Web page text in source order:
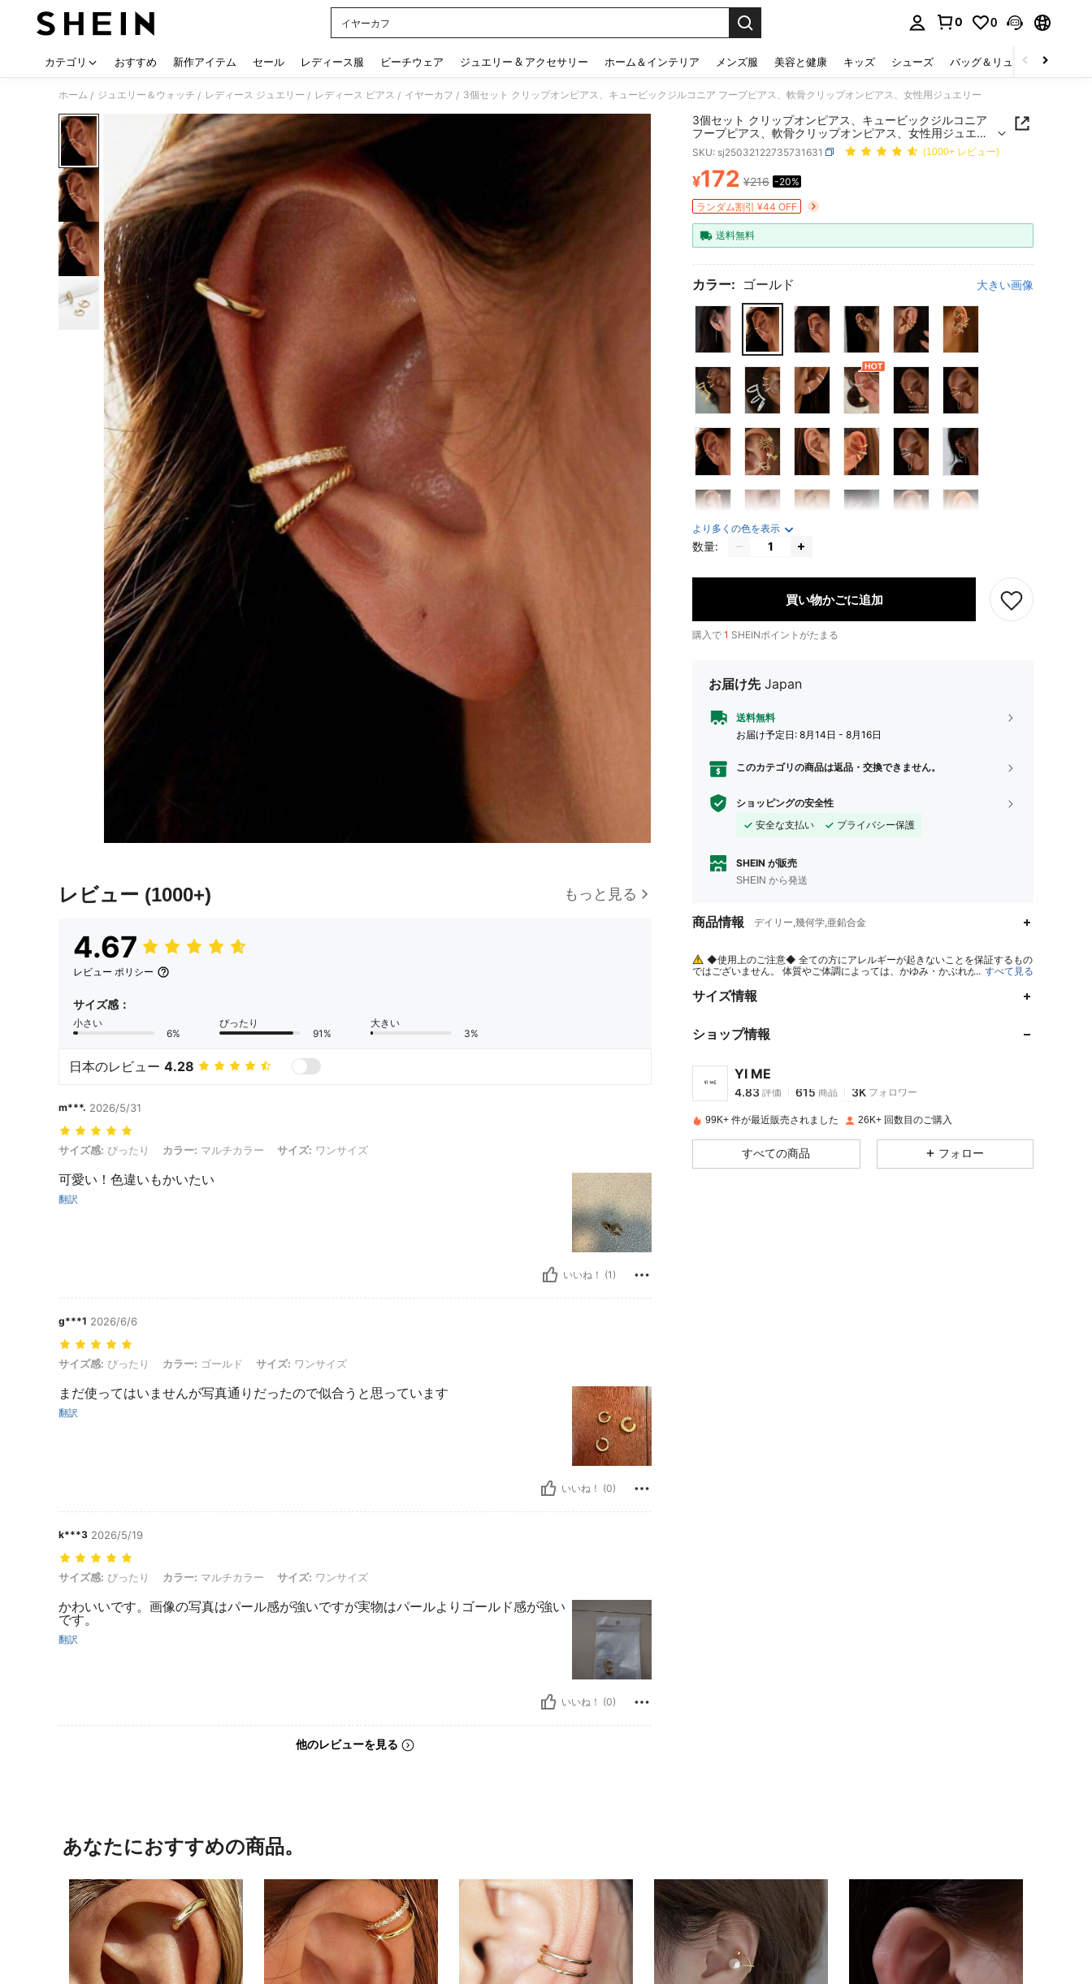
イヤーカフ
0 0
カテゴリ おすすめ 新作アイテム セール レディース服 ビーチウェア ジュエリー & アクセサリー ホーム＆インテリア メンズ服 美容と健康 キッズ シューズ バッグ＆リュック
ホーム / ジュエリー＆ウォッチ / レディース ジュエリー / レディース ピアス / イヤーカフ / 3個セット クリップオンピアス、キュービックジルコニア フープピアス、軟骨クリップオンピアス、女性用ジュエリー
レビュー (1000+) もっと見る
4.67
レビュー ポリシー
サイズ感：
小さい
6%
ぴったり
91%
大きい
3%
日本のレビュー 4.28
m***. 2026/5/31
サイズ感: ぴったり, カラー: マルチカラー, サイズ: ワンサイズ
サイズ感: ぴったり カラー: マルチカラー サイズ: ワンサイズ
可愛い！色違いもかいたい
翻訳
いいね！ (1)
g***1 2026/6/6
サイズ感: ぴったり, カラー: ゴールド, サイズ: ワンサイズ
サイズ感: ぴったり カラー: ゴールド サイズ: ワンサイズ
まだ使ってはいませんが写真通りだったので似合うと思っています
翻訳
いいね！ (0)
k***3 2026/5/19
サイズ感: ぴったり, カラー: マルチカラー, サイズ: ワンサイズ
サイズ感: ぴったり カラー: マルチカラー サイズ: ワンサイズ
かわいいです。画像の写真はパール感が強いですが実物はパールよりゴールド感が強い
です。
翻訳
いいね！ (0)
他のレビューを見る
3個セット クリップオンピアス、キュービックジルコニア
フープピアス、軟骨クリップオンピアス、女性用ジュエリ
ー
SKU: sj25032122735731631 (1000+ レビュー)
PRICE AND AVAILABILITY
¥172 ¥216 -20%
ランダム割引 ¥44 OFF
送料無料
カラー: ゴールド 大きい画像
より多くの色を表示
数量:
買い物かごに追加
購入で 1 SHEINポイントがたまる
お届け先 Japan
送料無料
お届け予定日: 8月14日 - 8月16日
このカテゴリの商品は返品・交換できません。
ショッピングの安全性
安全な支払い
プライバシー保護
SHEIN が販売
SHEIN から発送
商品情報 デイリー,幾何学,亜鉛合金
◆使用上のご注意◆ 全ての方にアレルギーが起きないことを保証するもの
ではございません。 体質やご体調によっては、かゆみ・かぶれが生じる場合
き、専門医にご相談ください。
... すべて見る
サイズ情報
ショップ情報
YI ME
4.83
4.83
8***6 は1日前に購入しました
99K+ 件が最近販売されました 26K+ 回数目のご購入
すべての商品 フォロー
あなたにおすすめの商品。